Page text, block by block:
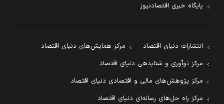
پایگاه خبری اقتصادنیوز
انتشارات دنیای اقتصاد
مرکز همایش‌های دنیای اقتصاد
مرکز نوآوری و شتابدهی دنیای اقتصاد
مرکز پژوهش‌های مالی و اقتصادی دنیای اقتصاد
مرکز راه حل‌های رسانه‌ای دنیای اقتصاد